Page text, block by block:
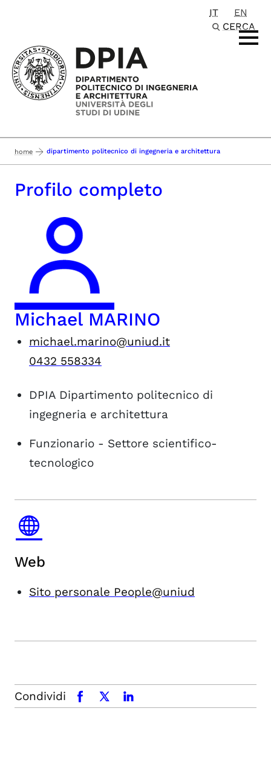
IT
EN
CERCA
home dipartimento politecnico di ingegneria e architettura
Profilo completo
Michael MARINO
michael.marino@uniud.it
0432 558334
DPIA Dipartimento politecnico di
ingegneria e architettura
Funzionario - Settore scientifico-
tecnologico
Web
Sito personale People@uniud
Condividi facebookx.comlinkedin